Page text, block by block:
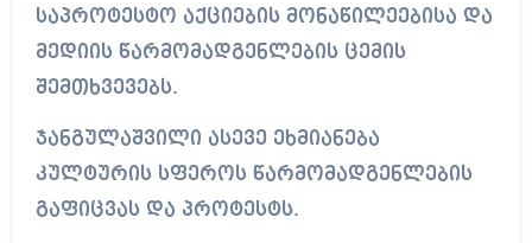
საპროტესტო აქციების მონაწილეებისა და
მედიის წარმომადგენლების ცემის
შემთხვევებს.
ჯანგულაშვილი ასევე ეხმიანება
კულტურის სფეროს წარმომადგენლების
გაფიცვას და პროტესტს.